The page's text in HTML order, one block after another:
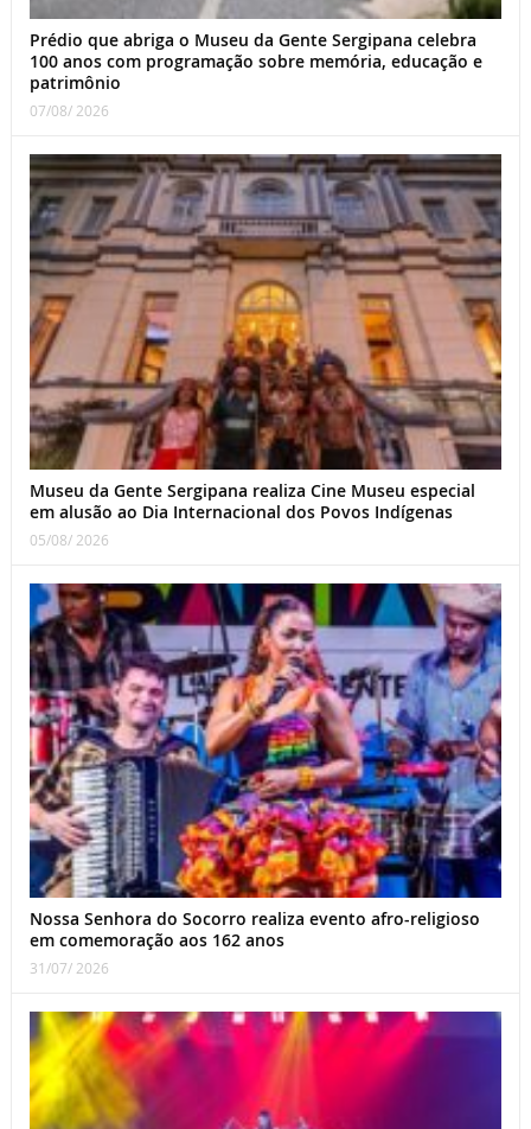
Prédio que abriga o Museu da Gente Sergipana celebra
100 anos com programação sobre memória, educação e
patrimônio
07/08/ 2026
Museu da Gente Sergipana realiza Cine Museu especial
em alusão ao Dia Internacional dos Povos Indígenas
05/08/ 2026
Nossa Senhora do Socorro realiza evento afro-religioso
em comemoração aos 162 anos
31/07/ 2026